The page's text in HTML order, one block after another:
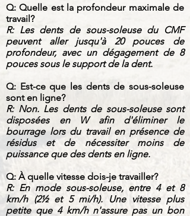
Q: Quelle est la profondeur maximale de
travail?
R: Les dents de sous-soleuse du CMF
peuvent aller jusqu'à 20 pouces de
profondeur, avec un dégagement de 8
pouces sous le support de la dent.
Q: Est-ce que les dents de sous-soleuse
sont en ligne?
R: Non. Les dents de sous-soleuse sont
disposées en W afin d'éliminer le
bourrage lors du travail en présence de
résidus et de nécessiter moins de
puissance que des dents en ligne.
Q: À quelle vitesse dois-je travailler?
R: En mode sous-soleuse, entre 4 et 8
km/h (2½ et 5 mi/h). Une vitesse plus
petite que 4 km/h n'assure pas un bon